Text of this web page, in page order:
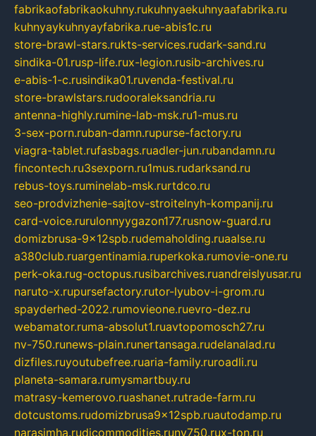
fabrikaofabrikaokuhny.rukuhnyaekuhnyaafabrika.ru
kuhnyaykuhnyayfabrika.rue-abis1c.ru
store-brawl-stars.rukts-services.rudark-sand.ru
sindika-01.rusp-life.rux-legion.rusib-archives.ru
e-abis-1-c.rusindika01.ruvenda-festival.ru
store-brawlstars.rudooraleksandria.ru
antenna-highly.rumine-lab-msk.ru1-mus.ru
3-sex-porn.ruban-damn.rupurse-factory.ru
viagra-tablet.rufasbags.ruadler-jun.rubandamn.ru
fincontech.ru3sexporn.ru1mus.rudarksand.ru
rebus-toys.ruminelab-msk.rurtdco.ru
seo-prodvizhenie-sajtov-stroitelnyh-kompanij.ru
card-voice.rurulonnyygazon177.rusnow-guard.ru
domizbrusa-9x12spb.rudemaholding.ruaalse.ru
a380club.ruargentinamia.ruperkoka.rumovie-one.ru
perk-oka.rug-octopus.rusibarchives.ruandreislyusar.ru
naruto-x.rupursefactory.rutor-lyubov-i-grom.ru
spayderhed-2022.rumovieone.ruevro-dez.ru
webamator.ruma-absolut1.ruavtopomosch27.ru
nv-750.runews-plain.runertansaga.rudelanalad.ru
dizfiles.ruyoutubefree.ruaria-family.ruroadli.ru
planeta-samara.rumysmartbuy.ru
matrasy-kemerovo.ruashanet.rutrade-farm.ru
dotcustoms.rudomizbrusa9x12spb.ruautodamp.ru
narasimha.rudjcommodities.runv750.rux-ton.ru